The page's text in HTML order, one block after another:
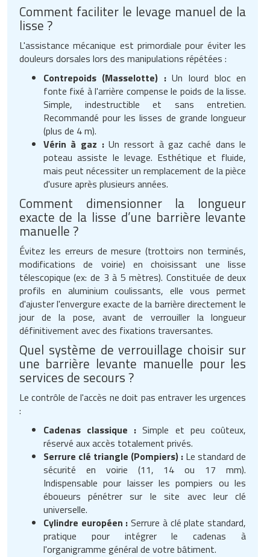
Comment faciliter le levage manuel de la
lisse ?
L'assistance mécanique est primordiale pour éviter les
douleurs dorsales lors des manipulations répétées :
Contrepoids (Masselotte) :Un lourd bloc en
fonte fixé à l'arrière compense le poids de la lisse.
Simple, indestructible et sans entretien.
Recommandé pour les lisses de grande longueur
(plus de 4 m).
Vérin à gaz :Un ressort à gaz caché dans le
poteau assiste le levage. Esthétique et fluide,
mais peut nécessiter un remplacement de la pièce
d'usure après plusieurs années.
Comment dimensionner la longueur
exacte de la lisse d’une barrière levante
manuelle ?
Évitez les erreurs de mesure (trottoirs non terminés,
modifications de voirie) en choisissant une lisse
télescopique (ex: de 3 à 5 mètres). Constituée de deux
profils en aluminium coulissants, elle vous permet
d'ajuster l'envergure exacte de la barrière directement le
jour de la pose, avant de verrouiller la longueur
définitivement avec des fixations traversantes.
Quel système de verrouillage choisir sur
une barrière levante manuelle pour les
services de secours ?
Le contrôle de l'accès ne doit pas entraver les urgences
:
Cadenas classique : Simple et peu coûteux,
réservé aux accès totalement privés.
Serrure clé triangle (Pompiers) : Le standard de
sécurité en voirie (11, 14 ou 17 mm).
Indispensable pour laisser les pompiers ou les
éboueurs pénétrer sur le site avec leur clé
universelle.
Cylindre européen : Serrure à clé plate standard,
pratique pour intégrer le cadenas à
l'organigramme général de votre bâtiment.